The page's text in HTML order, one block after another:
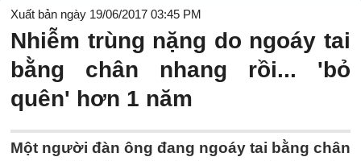
Xuất bản ngày 19/06/2017 03:45 PM
Nhiễm trùng nặng do ngoáy tai
bằng chân nhang rồi... 'bỏ
quên' hơn 1 năm
Một người đàn ông đang ngoáy tai bằng chân